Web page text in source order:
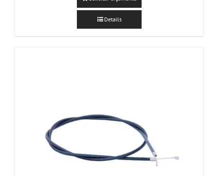
Details